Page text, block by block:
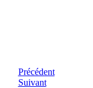
Précédent
Suivant